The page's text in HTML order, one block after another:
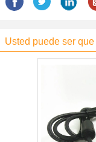
Usted puede ser